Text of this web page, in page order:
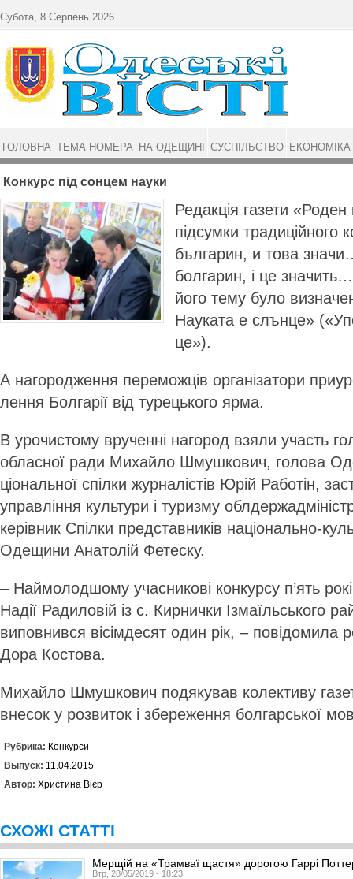
Конкурс під сонцем науки
Редакція газети
підсумки традицій­ного
българин, и това
болгарин, і це
його тему було
Науката е слънце»
це»).
А нагородження переможців організатори
лення Болгарії від турецького ярма.
В урочистому врученні нагород взяли участь
обласної ради Михайло Шмушкович, голова
ціо­нальної спілки журналістів Юрій Работін,
управління культури і туризму
керівник Спіл­ки представників національно-
Одещини Анатолій Фетеску.
– Наймолодшому учасникові конкурсу п’ять
Надії Радиловій із с. Кирнички Ізмаїльського
виповнився вісімдесят один рік, – повідомила
Дора Костова.
Михайло Шмушкович подякував колективу
внесок у розвиток і збереження болгарської
Рубрика: Конкурси
Выпуск: 11.04.2015
Автор: Христина Вієр
СХОЖІ СТАТТІ
Мерщій на «Трамваї щастя» дорогою Гаррі
Втр, 28/05/2019 - 18:23
Субота, 8 Серпень 2026
ГОЛОВНА ТЕМА НОМЕРА НА ОДЕЩИНІ СУСПІЛЬСТВО ЕКОНОМІКА